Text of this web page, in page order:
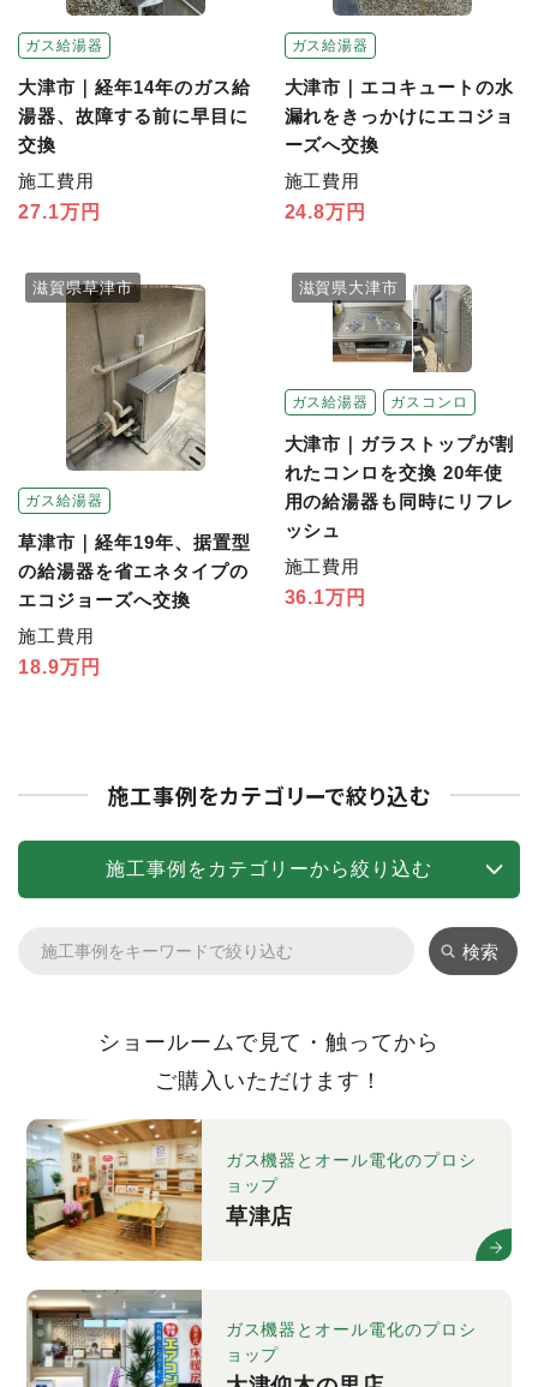
ガス給湯器
大津市｜経年14年のガス給
湯器、故障する前に早目に
交換
施工費用
27.1万円
ガス給湯器
大津市｜エコキュートの水
漏れをきっかけにエコジョ
ーズへ交換
施工費用
24.8万円
ガス給湯器
滋賀県草津市
草津市｜経年19年、据置型
の給湯器を省エネタイプの
エコジョーズへ交換
施工費用
18.9万円
ガス給湯器 ガスコンロ
滋賀県大津市
大津市｜ガラストップが割
れたコンロを交換 20年使
用の給湯器も同時にリフレ
ッシュ
施工費用
36.1万円
施工事例をカテゴリーで絞り込む
施工事例をカテゴリーから絞り込む
検索
ショールームで見て・触ってから
ご購入いただけます！
ガス機器とオール電化のプロシ
ョップ
草津店
ガス機器とオール電化のプロシ
ョップ